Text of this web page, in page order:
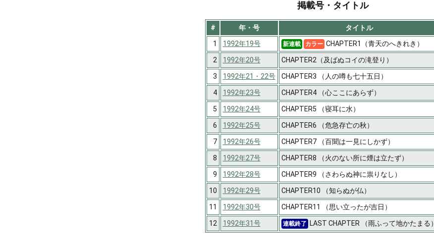
掲載号・タイトル
# 年・号 タイトル
1
1992年19号 新連載 カラー CHAPTER1（青天のへきれき）
2 1992年20号 CHAPTER2（及ばぬコイの滝登り）
3 1992年21・22号 CHAPTER3 （人の噂も七十五日）
4 1992年23号 CHAPTER4 （心ここにあらず）
5 1992年24号 CHAPTER5 （寝耳に水）
6 1992年25号 CHAPTER6 （危急存亡の秋）
7 1992年26号 CHAPTER7 （百聞は一見にしかず）
8 1992年27号 CHAPTER8 （火のない所に煙は立たず）
9 1992年28号 CHAPTER9 （さわらぬ神に祟りなし）
10 1992年29号 CHAPTER10 （知らぬが仏）
11 1992年30号 CHAPTER11 （思い立ったが吉日）
12 1992年31号 連載終了 LAST CHAPTER （雨ふって地かたまる）